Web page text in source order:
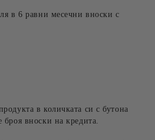
в 6 равни месечни вноски с
в количката си с бутона
вноски на кредита.